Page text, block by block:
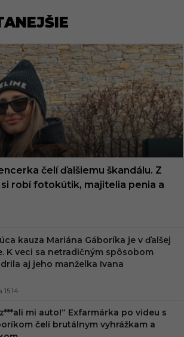
čelí ďalšiemu škandálu. Z
robí fotokútik, majitelia penia a
kauza Mariána Gáboríka je v ďalšej
K veci sa netradičným spôsobom
aj jeho manželka Ivana
15:14
mi auto!“ Exfarmárka po videu s
čelí brutálnym vyhrážkam a